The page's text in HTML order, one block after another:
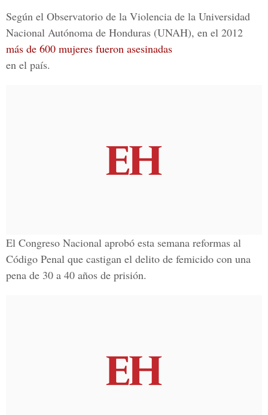
Según el Observatorio de la Violencia de la Universidad
Nacional Autónoma de Honduras (UNAH), en el 2012
más de 600 mujeres fueron asesinadas
en el país.
El Congreso Nacional aprobó esta semana reformas al
Código Penal que castigan el delito de femicido con una
pena de 30 a 40 años de prisión.